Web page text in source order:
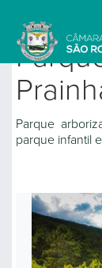
Voltar a Spots
Parque
parque infantil